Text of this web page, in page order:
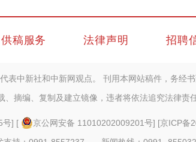
供稿服务 法律声明 招聘
表中新社和中新网观点。 刊用本网站稿件，务经书
、摘编、复制及建立镜像，违者将依法追究法律责任
号] [ 京公网安备 11010202009201号] [京ICP备